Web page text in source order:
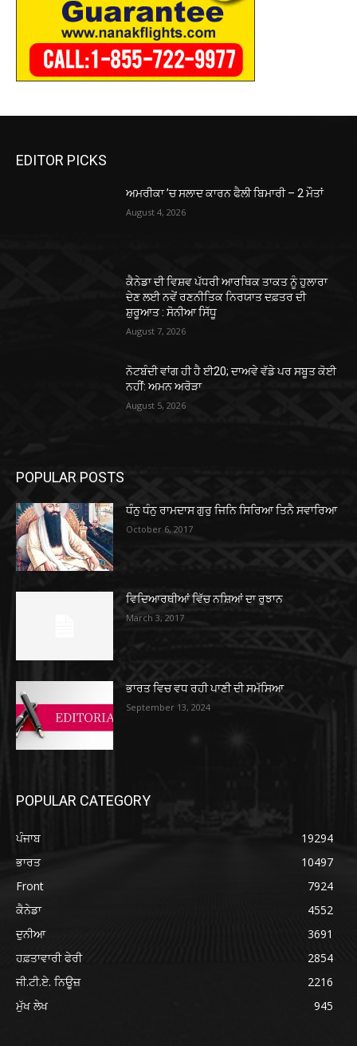
EDITOR PICKS
ਅਮਰੀਕਾ ’ਚ ਸਲਾਦ ਕਾਰਨ ਫੈਲੀ ਬਿਮਾਰੀ – 2 ਮੌਤਾਂ
August 4, 2026
ਕੈਨੇਡਾ ਦੀ ਵਿਸ਼ਵ ਪੱਧਰੀ ਆਰਥਿਕ ਤਾਕਤ ਨੂੰ ਹੁਲਾਰਾ
ਦੇਣ ਲਈ ਨਵੇਂ ਰਣਨੀਤਿਕ ਨਿਰਯਾਤ ਦਫ਼ਤਰ ਦੀ
ਸ਼ੁਰੂਆਤ : ਸੋਨੀਆ ਸਿੱਧੂ
August 7, 2026
ਨੋਟਬੰਦੀ ਵਾਂਗ ਹੀ ਹੈ ਈ20; ਦਾਅਵੇ ਵੱਡੇ ਪਰ ਸਬੂਤ ਕੋਈ
ਨਹੀਂ: ਅਮਨ ਅਰੋੜਾ
August 5, 2026
POPULAR POSTS
ਧੰਨੁ ਧੰਨੁ ਰਾਮਦਾਸ ਗੁਰੁ ਜਿਨਿ ਸਿਰਿਆ ਤਿਨੈ ਸਵਾਰਿਆ
October 6, 2017
ਵਿਦਿਆਰਥੀਆਂ ਵਿੱਚ ਨਸ਼ਿਆਂ ਦਾ ਰੁਝਾਨ
March 3, 2017
ਭਾਰਤ ਵਿਚ ਵਧ ਰਹੀ ਪਾਣੀ ਦੀ ਸਮੱਸਿਆ
September 13, 2024
POPULAR CATEGORY
ਪੰਜਾਬ
19294
ਭਾਰਤ
10497
Front
7924
ਕੈਨੇਡਾ
4552
ਦੁਨੀਆ
3691
ਹਫ਼ਤਾਵਾਰੀ ਫੇਰੀ
2854
ਜੀ.ਟੀ.ਏ. ਨਿਊਜ਼
2216
ਮੁੱਖ ਲੇਖ
945